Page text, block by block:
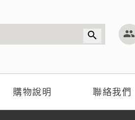
search group
購物說明 聯絡我們